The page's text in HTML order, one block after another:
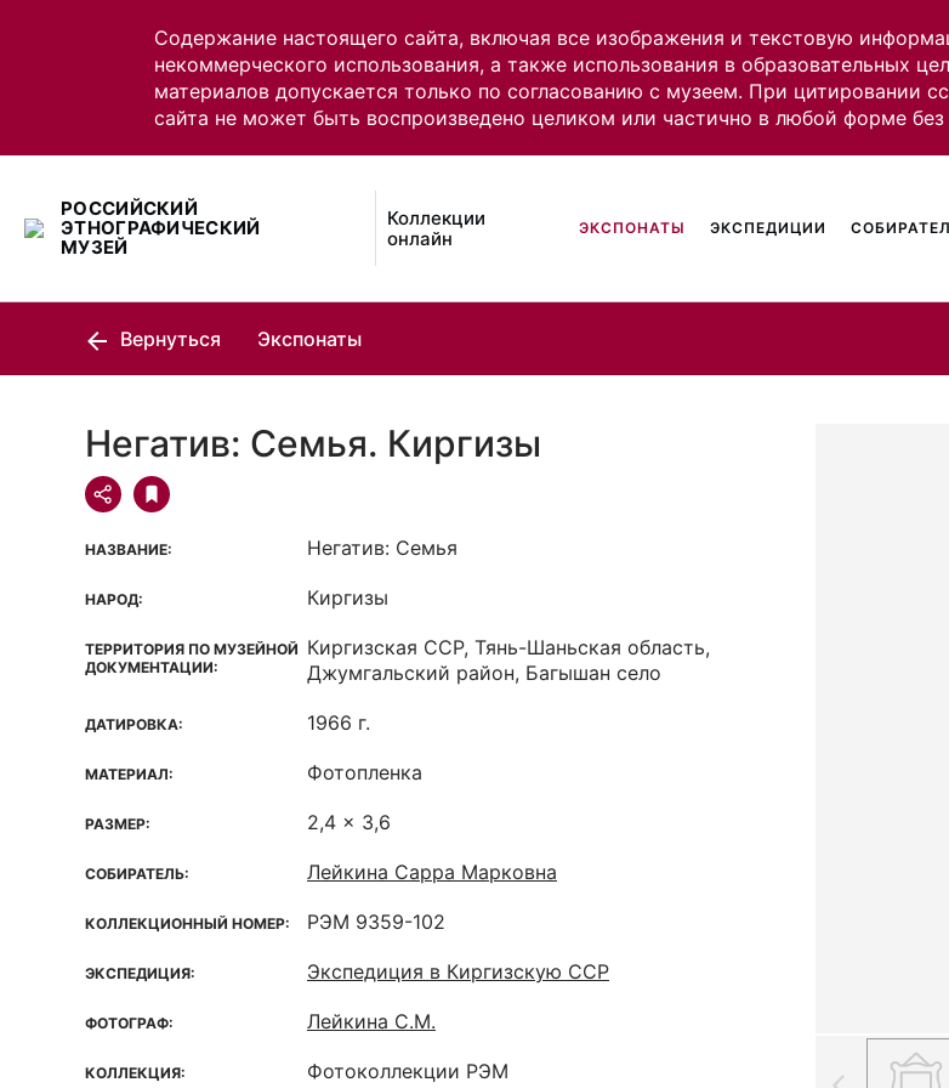
Содержание настоящего сайта, включая все изображения и текстовую
некоммерческого использования, а также использования в образовательных
материалов допускается только по согласованию с музеем. При цитировании
сайта не может быть воспроизведено целиком или частично в любой форме
РОССИЙСКИЙ
ЭТНОГРАФИЧЕСКИЙ
МУЗЕЙ
Коллекции
онлайн
ЭКСПОНАТЫ ЭКСПЕДИЦИИ
Вернуться Экспонаты
Негатив: Семья. Киргизы
НАЗВАНИЕ: Негатив: Семья
НАРОД: Киргизы
ТЕРРИТОРИЯ ПО МУЗЕЙНОЙ
ДОКУМЕНТАЦИИ:
Киргизская ССР, Тянь-Шаньская область,
Джумгальский район, Багышан село
ДАТИРОВКА: 1966 г.
МАТЕРИАЛ: Фотопленка
РАЗМЕР: 2,4 x 3,6
СОБИРАТЕЛЬ: Лейкина Сарра Марковна
КОЛЛЕКЦИОННЫЙ НОМЕР: РЭМ 9359-102
ЭКСПЕДИЦИЯ: Экспедиция в Киргизскую ССР
ФОТОГРАФ: Лейкина С.М.
КОЛЛЕКЦИЯ: Фотоколлекции РЭМ